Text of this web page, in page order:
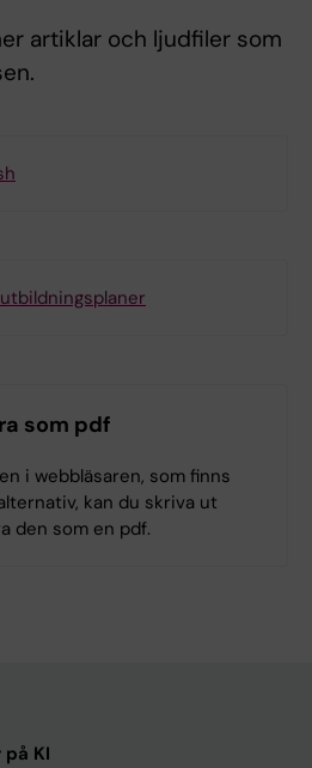
artiklar och ljudfiler som
som pdf
i webbläsaren, som finns
kan du skriva ut
den som en pdf.
KI